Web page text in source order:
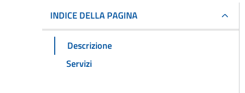
INDICE DELLA PAGINA
Descrizione
Servizi